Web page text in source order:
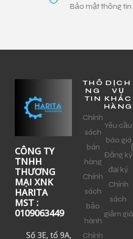
Bảo mật thông
CÔNG TY
TNHH
THƯƠNG
MẠI XNK
HARITA
MST :
0109063449
Số 3E, tổ 9A,
THÔ
NG
TIN
Chính
sách
bán
hàng
Chính
sách
bảo
hành
Chính
DỊCH
VỤ
KHÁC
HÀNG
Yêu cầu
báo giá
Đăng ký
đại ký
Chính
sách
giảm giá